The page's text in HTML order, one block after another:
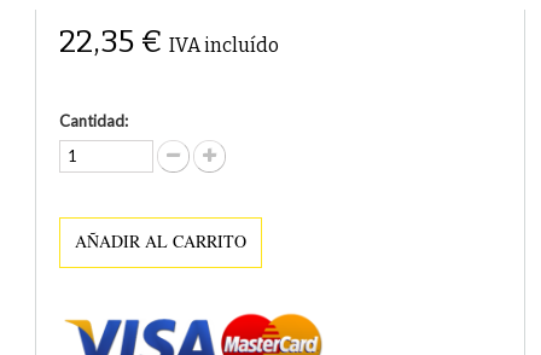
22,35 € IVA incluído
Cantidad:
AÑADIR AL CARRITO